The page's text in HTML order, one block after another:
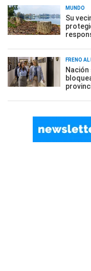
MUNDO
Su
FRENO